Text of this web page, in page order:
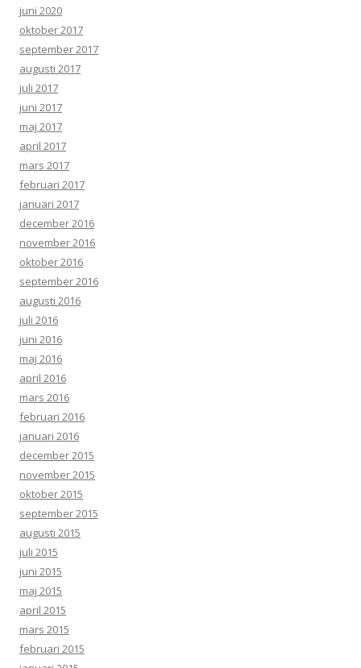
juni 2020
oktober 2017
september 2017
augusti 2017
juli 2017
juni 2017
maj 2017
april 2017
mars 2017
februari 2017
januari 2017
december 2016
november 2016
oktober 2016
september 2016
augusti 2016
juli 2016
juni 2016
maj 2016
april 2016
mars 2016
februari 2016
januari 2016
december 2015
november 2015
oktober 2015
september 2015
augusti 2015
juli 2015
juni 2015
maj 2015
april 2015
mars 2015
februari 2015